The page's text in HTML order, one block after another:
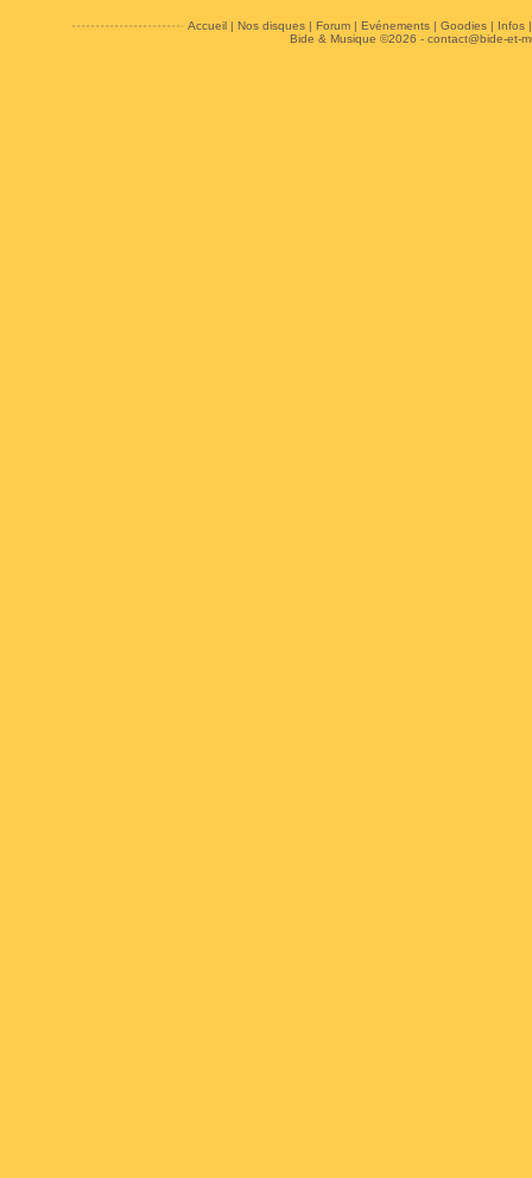
Accueil| Nos disques| Forum| Evénements| Goodies| Infos
Bide & Musique ©2026 - contact@bide-et-